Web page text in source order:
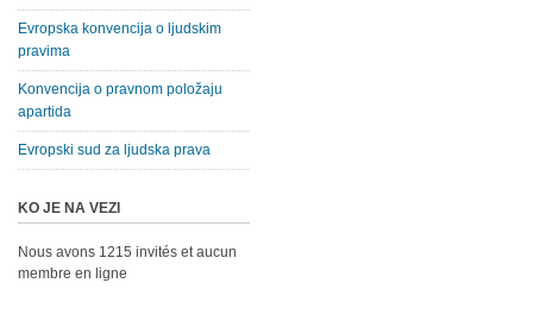
Evropska konvencija o ljudskim
pravima
Konvencija o pravnom položaju
apartida
Evropski sud za ljudska prava
KO JE NA VEZI
Nous avons 1215 invités et aucun
membre en ligne